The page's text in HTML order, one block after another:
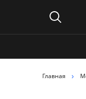
Главная